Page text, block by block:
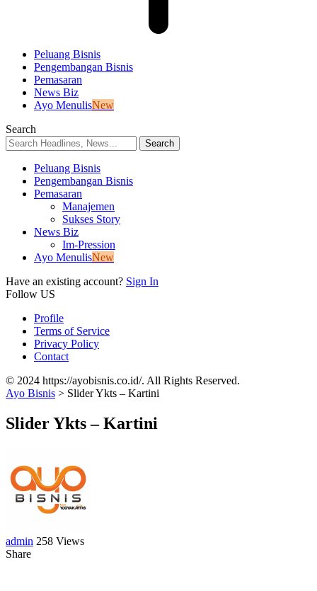
Peluang Bisnis
Pengembangan Bisnis
Pemasaran
News Biz
Ayo MenulisNew
Search
Peluang Bisnis
Pengembangan Bisnis
Pemasaran
Manajemen
Sukses Story
News Biz
Im-Pression
Ayo MenulisNew
Have an existing account? Sign In
Follow US
Profile
Terms of Service
Privacy Policy
Contact
© 2024 https://ayobisnis.co.id/. All Rights Reserved.
Ayo Bisnis > Slider Ykts – Kartini
Slider Ykts – Kartini
admin 258 Views
Share